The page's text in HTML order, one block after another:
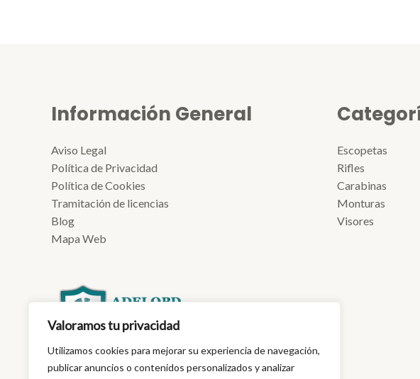
Valoramos tu privacidad
Utilizamos cookies para mejorar su experiencia de navegación,
publicar anuncios o contenidos personalizados y analizar
Información General
Aviso Legal
Política de Privacidad
Política de Cookies
Tramitación de licencias
Blog
Mapa Web
Escopetas
Rifles
Carabinas
Monturas
Visores